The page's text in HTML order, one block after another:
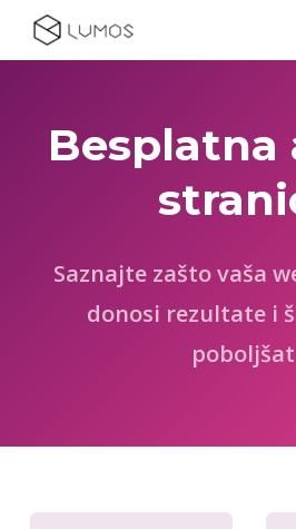
Besplatna
Saznajte zašto vaša
donosi rezultate i